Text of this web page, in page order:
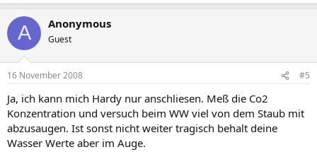
A Anonymous
Guest
16 November 2008 #5
Ja, ich kann mich Hardy nur anschliesen. Meß die Co2
Konzentration und versuch beim WW viel von dem Staub mit
abzusaugen. Ist sonst nicht weiter tragisch behalt deine
Wasser Werte aber im Auge.